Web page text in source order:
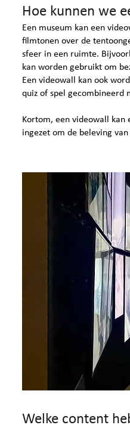
Hoe kunnen we
Een museum kan een
filmtonen over de
sfeer in een ruimte.
kan worden gebruikt om
Een videowall kan ook
quiz of spel gecombineerd
Kortom, een videowall kan
ingezet om de beleving
Welke content